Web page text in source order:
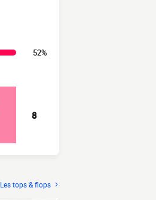
52%
8
Les tops & flops